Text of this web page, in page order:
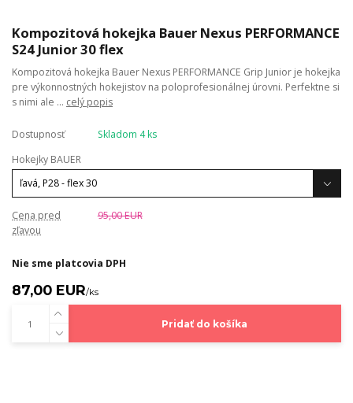
Kompozitová hokejka Bauer Nexus PERFORMANCE
S24 Junior 30 flex
Kompozitová hokejka Bauer Nexus PERFORMANCE Grip Junior je hokejka
pre výkonnostných hokejistov na poloprofesionálnej úrovni. Perfektne si
s nimi ale ... celý popis
Dostupnosť
Skladom 4 ks
Hokejky BAUER
Cena pred
zľavou
95,00 EUR
Nie sme platcovia DPH
87,00 EUR/ks
Pridať do košíka